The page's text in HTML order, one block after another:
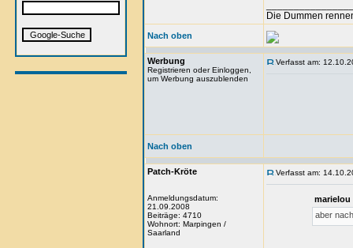
Die Dummen
Nach oben
Werbung
Registrieren oder Einloggen,
um Werbung auszublenden
Verfasst am:
Nach oben
Patch-Kröte
Anmeldungsdatum:
21.09.2008
Beiträge: 4710
Wohnort: Marpingen /
Saarland
Verfasst am:
marielou
aber